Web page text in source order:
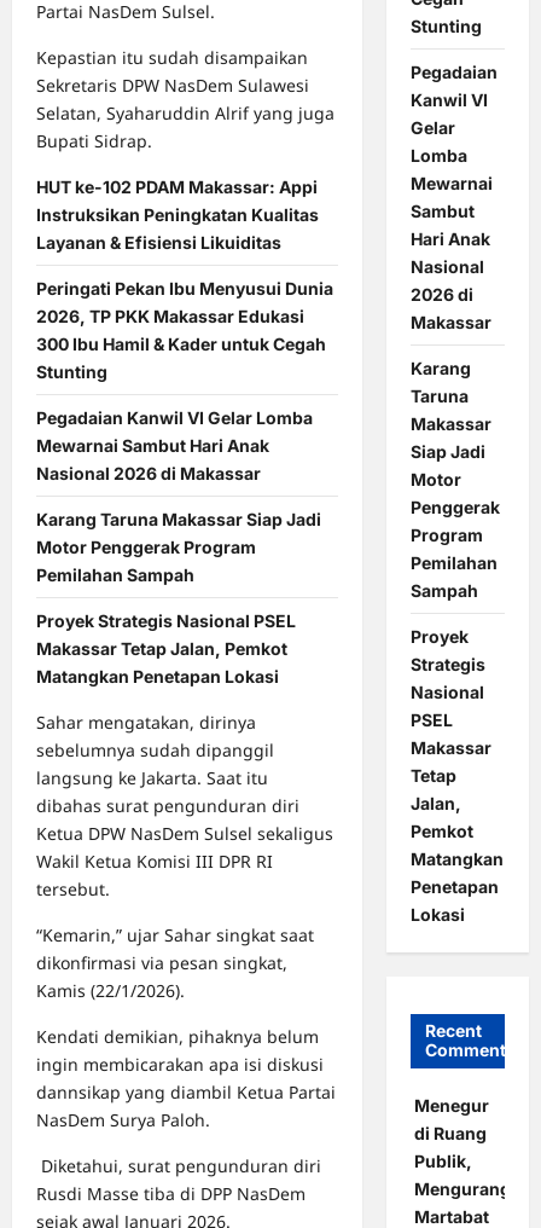
Partai NasDem Sulsel.
Kepastian itu sudah disampaikan
Sekretaris DPW NasDem Sulawesi
Selatan, Syaharuddin Alrif yang juga
Bupati Sidrap.
HUT ke-102 PDAM Makassar: Appi
Instruksikan Peningkatan Kualitas
Layanan & Efisiensi Likuiditas
Peringati Pekan Ibu Menyusui Dunia
2026, TP PKK Makassar Edukasi
300 Ibu Hamil & Kader untuk Cegah
Stunting
Pegadaian Kanwil VI Gelar Lomba
Mewarnai Sambut Hari Anak
Nasional 2026 di Makassar
Karang Taruna Makassar Siap Jadi
Motor Penggerak Program
Pemilahan Sampah
Proyek Strategis Nasional PSEL
Makassar Tetap Jalan, Pemkot
Matangkan Penetapan Lokasi
Sahar mengatakan, dirinya
sebelumnya sudah dipanggil
langsung ke Jakarta. Saat itu
dibahas surat pengunduran diri
Ketua DPW NasDem Sulsel sekaligus
Wakil Ketua Komisi III DPR RI
tersebut.
“Kemarin,” ujar Sahar singkat saat
dikonfirmasi via pesan singkat,
Kamis (22/1/2026).
Kendati demikian, pihaknya belum
ingin membicarakan apa isi diskusi
dannsikap yang diambil Ketua Partai
NasDem Surya Paloh.
Diketahui, surat pengunduran diri
Rusdi Masse tiba di DPP NasDem
sejak awal Januari 2026.
Stunting
Pegadaian
Kanwil VI
Gelar
Lomba
Mewarnai
Sambut
Hari Anak
Nasional
2026 di
Makassar
Karang
Taruna
Makassar
Siap Jadi
Motor
Penggerak
Program
Pemilahan
Sampah
Proyek
Strategis
Nasional
PSEL
Makassar
Tetap
Jalan,
Pemkot
Matangkan
Penetapan
Lokasi
Recent
Comments
Menegur
di Ruang
Publik,
Mengurangi
Martabat